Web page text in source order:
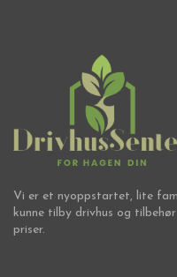
Vi er et nyoppstartet, lite
kunne tilby drivhus og
priser.